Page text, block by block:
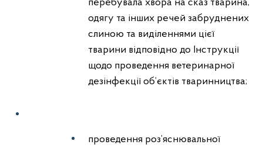
перебувала хвора на сказ тварина,
одягу та інших речей забруднених
слиною та виділеннями цієї
тварини відповідно до Інструкції
щодо проведення ветеринарної
дезінфекції об’єктів тваринництва;
проведення роз’яснювальної